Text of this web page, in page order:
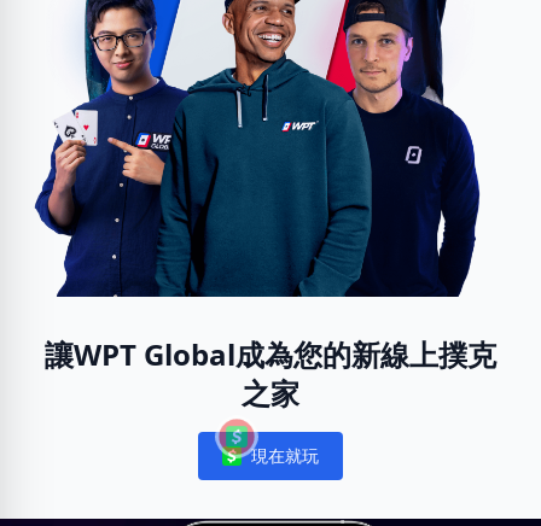
讓WPT Global成為您的新線上撲克
之家
Notifications
現在就玩